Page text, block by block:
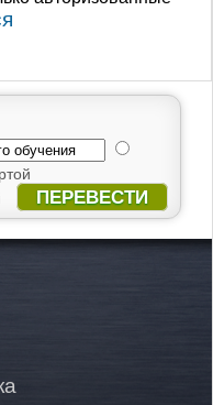
ПЕРЕВЕСТИ